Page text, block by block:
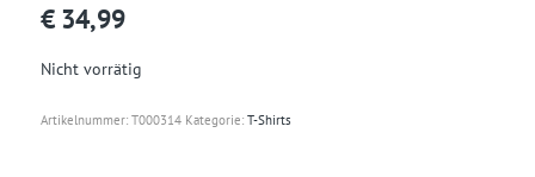
€ 34,99
Nicht vorrätig
Artikelnummer: T000314 Kategorie: T-Shirts